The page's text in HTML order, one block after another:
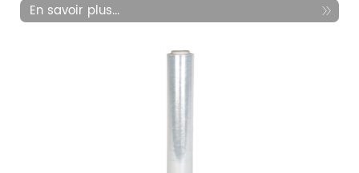
En savoir plus...